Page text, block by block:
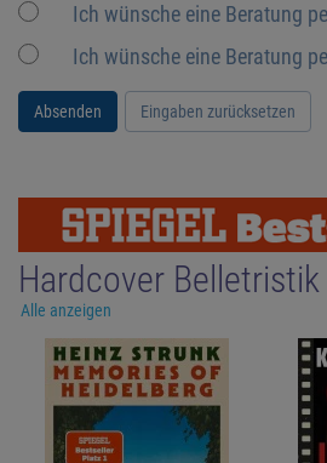
Ich wünsche eine Beratung
Ich wünsche eine Beratung
Absenden Eingaben zurücksetzen
Hardcover Belletristik
Alle anzeigen